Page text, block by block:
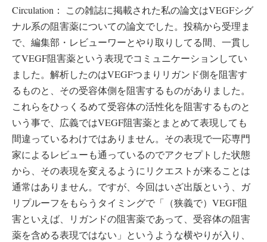
Circulation： この雑誌に掲載された私の論文はVEGFシグ
ナル系の阻害薬についての論文でした。投稿から受理ま
で、編集部・レビューワーとやり取りしてる間、一貫し
てVEGF阻害薬という表現でコミュニケーションしてい
ました。解析したのはVEGFつまりリガンド側を阻害す
るものと、その受容体側を阻害するものがありました。
これらをひっくるめて受容体の活性化を阻害するものと
いう事で、広義ではVEGF阻害薬とまとめて表現しても
間違っているわけではありません。その表現で一応専門
家によるレビューも通っているのでアクセプトした状態
から、その表現を変えるようにリクエストが来ることは
通常はありません。ですが、今回はいざ出版という、ガ
リプルーフをもらうタイミングで「（狭義で）VEGF阻
害といえば、リガンドの阻害薬であって、受容体の阻害
薬を含める表現ではない」というような横やりが入り、